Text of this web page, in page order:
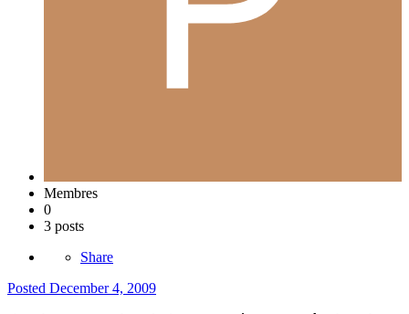
Membres
0
3 posts
Share
Posted December 4, 2009